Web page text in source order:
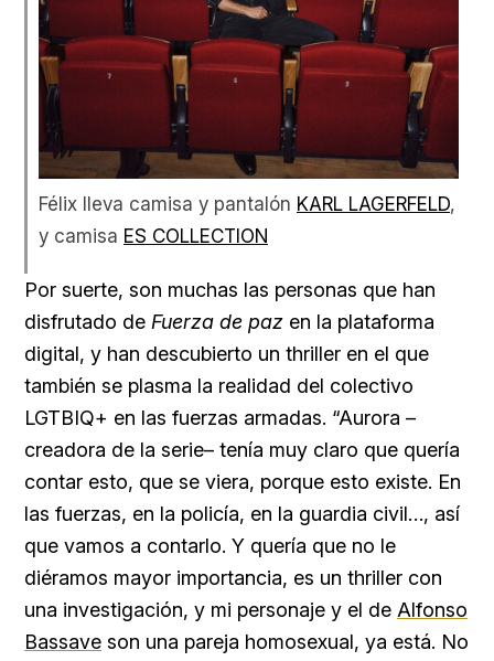
Félix lleva camisa y pantalón KARL LAGERFELD,
y camisa ES COLLECTION
Por suerte, son muchas las personas que han
disfrutado de Fuerza de paz en la plataforma
digital, y han descubierto un thriller en el que
también se plasma la realidad del colectivo
LGTBIQ+ en las fuerzas armadas. “Aurora –
creadora de la serie– tenía muy claro que quería
contar esto, que se viera, porque esto existe. En
las fuerzas, en la policía, en la guardia civil…, así
que vamos a contarlo. Y quería que no le
diéramos mayor importancia, es un thriller con
una investigación, y mi personaje y el de Alfonso
Bassave son una pareja homosexual, ya está. No